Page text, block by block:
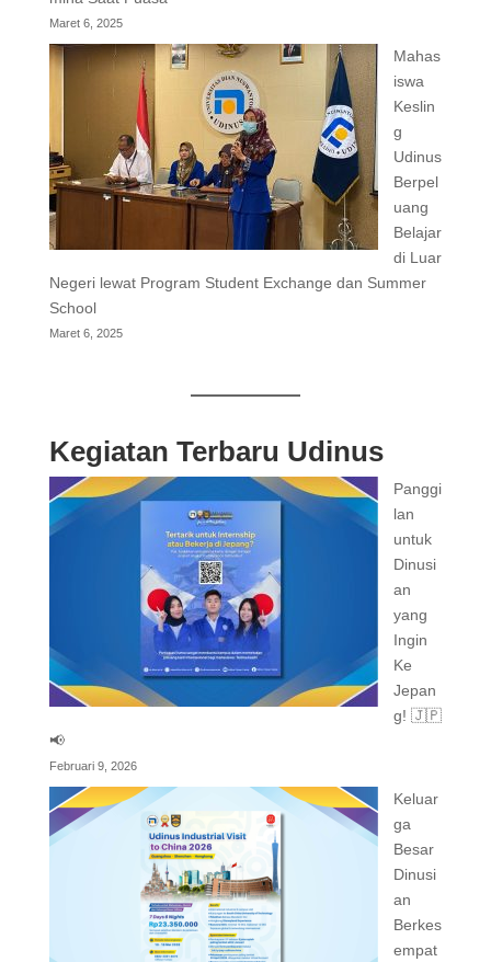
Maret 6, 2025
Mahas
iswa
Keslin
g
Udinus
Berpel
uang
Belajar
di Luar
Negeri lewat Program Student Exchange dan Summer
School
Maret 6, 2025
Kegiatan Terbaru Udinus
Panggi
lan
untuk
Dinusi
an
yang
Ingin
Ke
Jepan
g! 🇯🇵
📢
Februari 9, 2026
Keluar
ga
Besar
Dinusi
an
Berkes
empat